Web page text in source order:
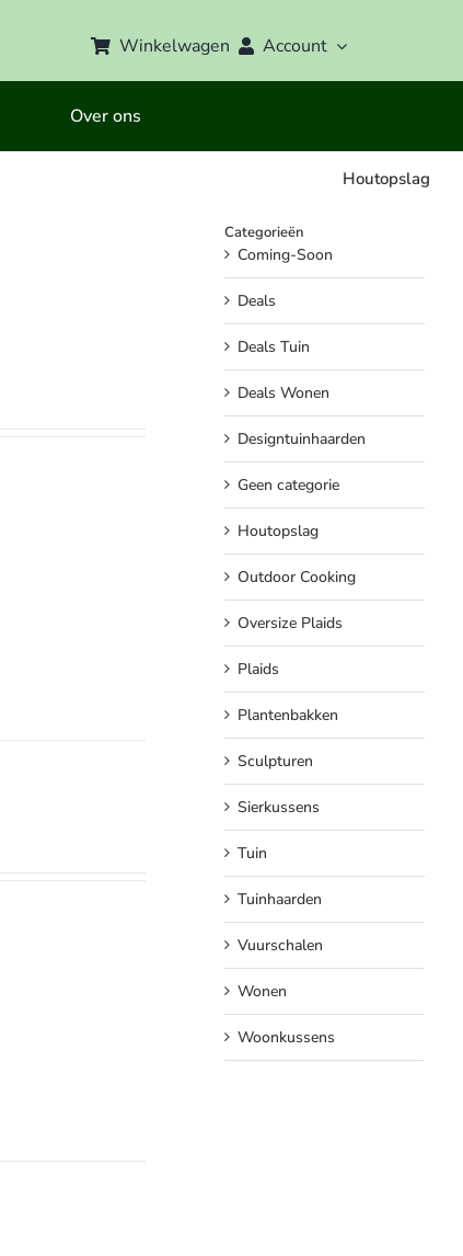
Winkelwagen Account
Over ons
Houtopslag
Categorieën
Coming-Soon
Deals
Deals Tuin
Deals Wonen
Designtuinhaarden
Geen categorie
Houtopslag
Outdoor Cooking
Oversize Plaids
Plaids
Plantenbakken
Sculpturen
Sierkussens
Tuin
Tuinhaarden
Vuurschalen
Wonen
Woonkussens